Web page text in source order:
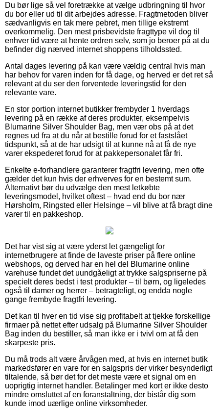
Du bør lige så vel foretrække at vælge udbringning til hvor
du bor eller ud til dit arbejdes adresse. Fragtmetoden bliver
sædvanligvis en tak mere pebret, men tillige ekstremt
overkommelig. Den mest prisbevidste fragttype vil dog til
enhver tid være at hente ordren selv, som jo beroer på at du
befinder dig nærved internet shoppens tilholdssted.
Antal dages levering på kan være vældig central hvis man
har behov for varen inden for få dage, og herved er det ret så
relevant at du ser den forventede leveringstid for den
relevante vare.
En stor portion internet butikker frembyder 1 hverdags
levering på en række af deres produkter, eksempelvis
Blumarine Silver Shoulder Bag, men vær obs på at det
regnes ud fra at du når at bestille forud for et fastslået
tidspunkt, så at de har udsigt til at kunne nå at få de nye
varer ekspederet forud for at pakkepersonalet får fri.
Enkelte e-forhandlere garanterer fragtfri levering, men ofte
gælder det kun hvis der erhverves for en bestemt sum.
Alternativt bør du udvælge den mest letkøbte
leveringsmodel, hvilket oftest – hvad end du bor nær
Hørsholm, Ringsted eller Helsinge – vil blive at få bragt dine
varer til en pakkeshop.
Det har vist sig at være yderst let gængeligt for
internetbrugere at finde de laveste priser på flere online
webshops, og derved har en hel del Blumarine online
varehuse fundet det uundgåeligt at trykke salgspriserne på
specielt deres bedst i test produkter – til børn, og ligeledes
også til damer og herrer – betragteligt, og endda nogle
gange frembyde fragtfri levering.
Det kan til hver en tid vise sig profitabelt at tjekke forskellige
firmaer på nettet efter udsalg på Blumarine Silver Shoulder
Bag inden du bestiller, så man ikke er i tvivl om at få den
skarpeste pris.
Du må trods alt være årvågen med, at hvis en internet butik
markedsfører en vare for en salgspris der virker besynderligt
tiltalende, så bør det for det meste være et signal om en
uoprigtig internet handler. Betalinger med kort er ikke desto
mindre omsluttet af en foranstaltning, der bistår dig som
kunde imod uærlige online virksomheder.